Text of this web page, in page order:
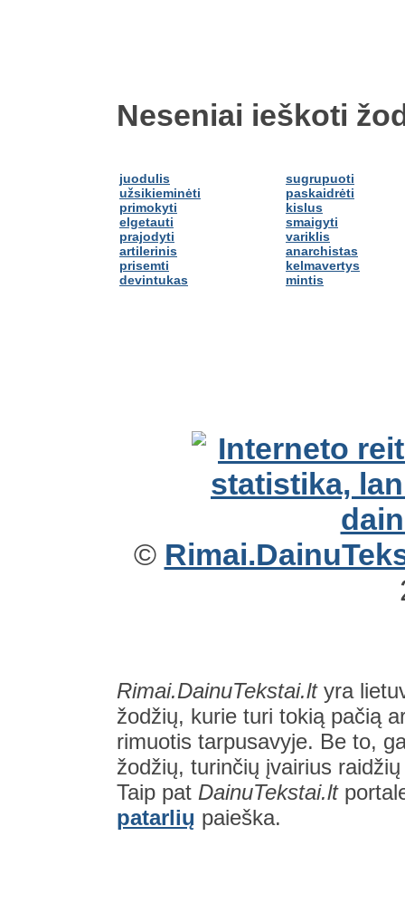
Neseniai ieškoti
juodulis
užsikieminėti
primokyti
elgetauti
prajodyti
artilerinis
prisemti
devintukas
sugrupuoti
paskaidrėti
kislus
smaigyti
variklis
anarchistas
kelmavertys
mintis
©
Rimai.DainuTekstai.ltyra
žodžių, kurie turi tokią pačią
rimuotis tarpusavyje. Be to,
žodžių, turinčių įvairius
Taip pat DainuTekstai.lt
patarlių paieška.